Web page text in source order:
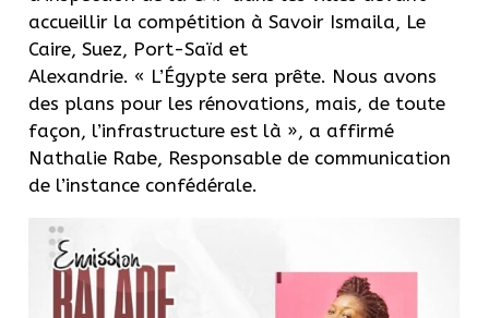
accueillir la compétition à Savoir Ismaila, Le
Caire, Suez, Port-Saïd et
Alexandrie. « L’Égypte sera prête. Nous avons
des plans pour les rénovations, mais, de toute
façon, l’infrastructure est là », a affirmé
Nathalie Rabe, Responsable de communication
de l’instance confédérale.